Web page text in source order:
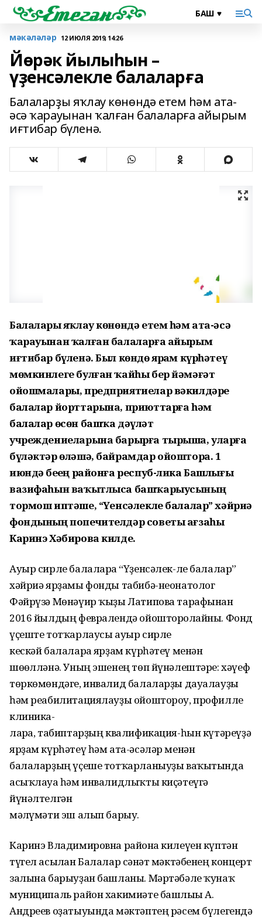
мәкәләләр 12 ИЮЛЯ 2019, 14:26
Йөрәк йылыһын –
үҙенсәлекле балаларға
Балаларҙы яҡлау көнөндә етем һәм ата-
әсә ҡарауынан ҡалған балаларға айырым
иғтибар бүленә.
Балаларҙы яҡлау көнөндә етем һәм ата-әсә
ҡарауынан ҡалған балаларға айырым
иғтибар бүленә. Был көндө ярҙам күрһәтеү
мөмкинлеге булған ҡайһы бер йәмәғәт
ойошмалары, предприятиелар вәкилдәре
балалар йорттарына, приюттарға һәм
балалар өсөн башҡа дәүләт
учреждениеларына барырға тырыша, уларға
бүләктәр өләшә, байрамдар ойоштора. 1
июндә беҙҙең районға респуб-лика Башлығы
вазифаһын ваҡытлыса башҡарыусының
тормош иптәше, “Үҙенсәлекле балалар” хәйриә
фондының попечителдәр советы ағзаһы
Каринэ Хәбирова килде.
Ауыр сирле балаларға “Үҙенсәлек-ле балалар”
хәйриә ярҙамы фонды табибә-неонатолог
Фәйрүзә Мөнәүир ҡыҙы Латипова тарафынан
2016 йылдың февралендә ойошторолғайны. Фонд
үҫеште тотҡарлаусы ауыр сирле
кескәй балаларға ярҙам күрһәтеү менән
шөғөлләнә. Уның эшенең төп йүнәлештәре: хәүеф
төркөмөндәге, инвалид балаларҙы дауалауҙы
һәм реабилитациялауҙы ойоштороу, профилле
клиника-
ларға, табиптарҙың квалификация-һын күтәреүҙә
ярҙам күрһәтеү һәм ата-әсәләр менән
балаларҙың үҫеше тотҡарланыуҙы ваҡытында
асыҡлауға һәм инвалидлыҡты киҫәтеүгә
йүнәлтелгән
мәғлүмәти эш алып барыу.
Каринэ Владимировна районға килеүен күптән
түгел асылған Балалар сәнғәт мәктәбенең концерт
залына барыуҙан башланы. Мәртәбәле ҡунаҡ
муниципаль район хакимиәте башлығы А.
Андреев оҙатыуында мәктәптең рәсем бүлегендә